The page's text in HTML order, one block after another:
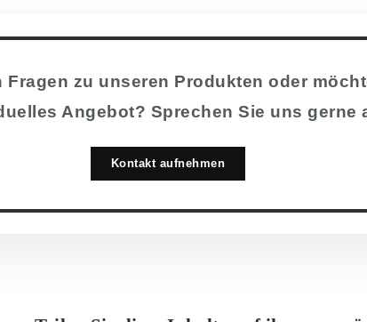
Fragen zu unseren Produkten oder
Angebot? Sprechen Sie uns gerne
Kontakt aufnehmen